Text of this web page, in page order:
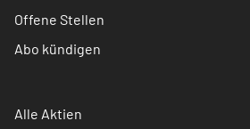
Offene Stellen
Abo kündigen
Alle Aktien